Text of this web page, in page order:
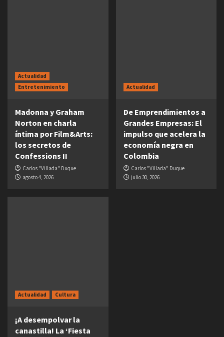
Actualidad
Entretenimiento
Madonna y Graham
Norton en charla
íntima por Film&Arts:
los secretos de
Confessions II
Carlos "Villada" Duque
agosto 4, 2026
Actualidad
De Emprendimientos a
Grandes Empresas: El
impulso que acelera la
economía negra en
Colombia
Carlos "Villada" Duque
julio 30, 2026
Actualidad Cultura
¡A desempolvar la
canastilla! La ‘Fiesta